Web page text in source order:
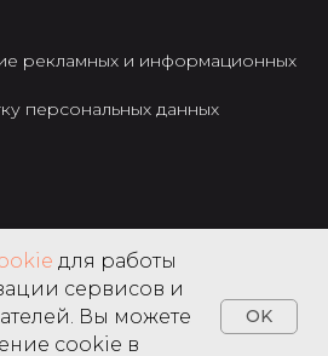
рекламных и информационных
персональных данных
для работы
сервисов и
Вы можете
cookie в
OK